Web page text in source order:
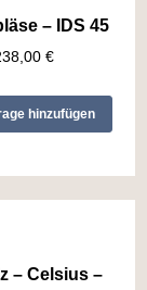
– IDS 45
€
hinzufügen
– Celsius –